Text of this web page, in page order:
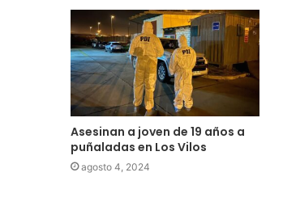
Asesinan a joven de 19 años a
puñaladas en Los Vilos
agosto 4, 2024